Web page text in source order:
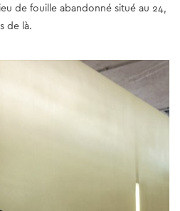
de fouille abandonné situé au 24,
de là.